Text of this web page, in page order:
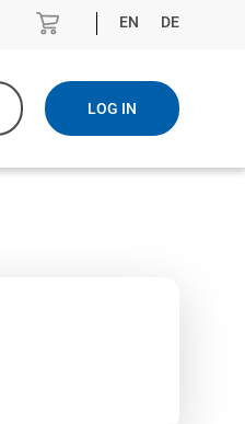
EN DE
LOG IN